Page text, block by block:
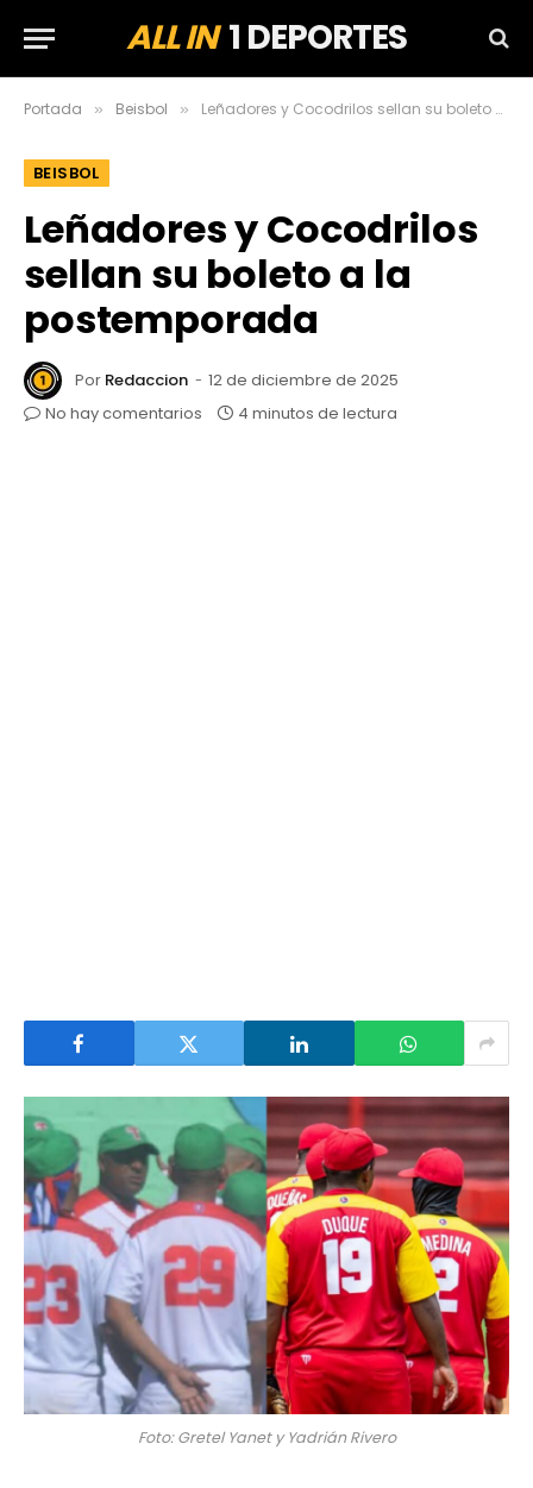
ALL IN1 DEPORTES
Portada » Beisbol » Leñadores y Cocodrilos sellan su boleto a la postemporada
BEISBOL
Leñadores y Cocodrilos
sellan su boleto a la
postemporada
Por Redaccion
12 de diciembre de 2025
No hay comentarios
4 minutos de lectura
Foto: Gretel Yanet y Yadrián Rivero